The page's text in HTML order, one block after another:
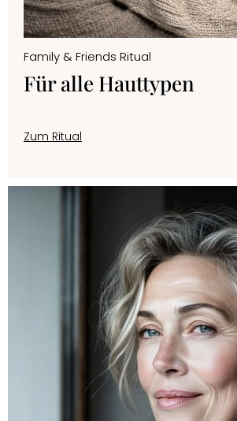
Family & Friends Ritual
Für alle Hauttypen
Zum Ritual